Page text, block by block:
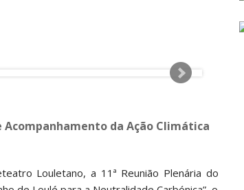
Acompanhamento da Ação Climática
Louletano, a 11ª Reunião Plenária do